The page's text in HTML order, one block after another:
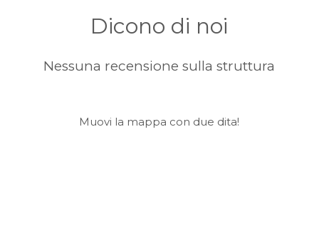
Dicono di noi
Nessuna recensione sulla struttura
Muovi la mappa con due dita!